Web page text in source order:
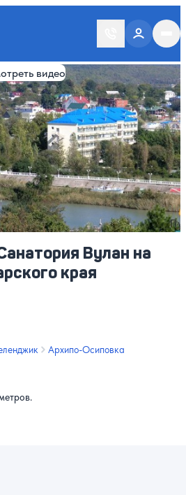
видео
все фото25
Вулан на
края
Архипо-Осиповка